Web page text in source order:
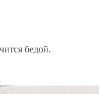
бедой.